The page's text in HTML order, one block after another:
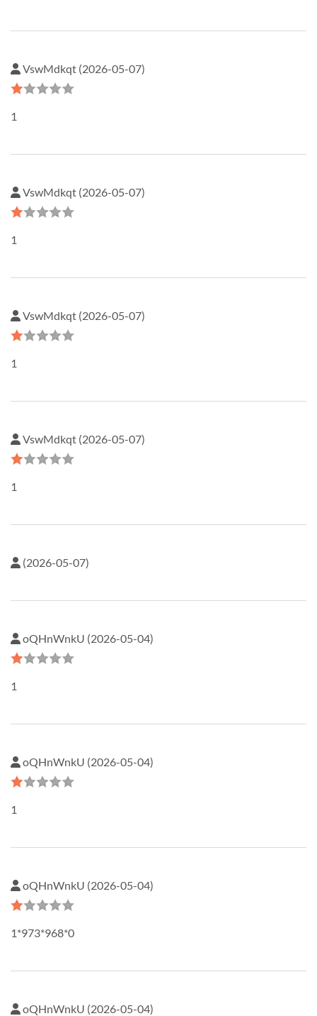
VswMdkqt (2026-05-07)
1
VswMdkqt (2026-05-07)
1
VswMdkqt (2026-05-07)
1
VswMdkqt (2026-05-07)
1
(2026-05-07)
oQHnWnkU (2026-05-04)
1
oQHnWnkU (2026-05-04)
1
oQHnWnkU (2026-05-04)
1*973*968*0
oQHnWnkU (2026-05-04)